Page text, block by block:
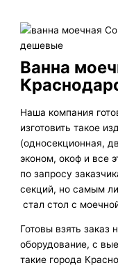
Ванна
Наша компания
изготовить такое
(односекционная,
эконом, окоф и все
по запросу
секций, но самым
стал стол с
Готовы взять заказ
оборудование, с
такие города